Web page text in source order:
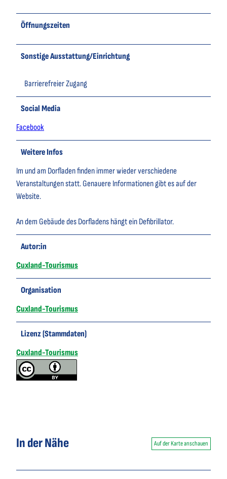
Öffnungszeiten
Sonstige Ausstattung/Einrichtung
Barrierefreier Zugang
Social Media
Facebook
Weitere Infos
Im und am Dorfladen finden immer wieder verschiedene
Veranstaltungen statt. Genauere Informationen gibt es auf der
Website.
An dem Gebäude des Dorfladens hängt ein Defibrillator.
Autor:in
Cuxland-Tourismus
Organisation
Cuxland-Tourismus
Lizenz (Stammdaten)
Cuxland-Tourismus
In der Nähe Auf der Karte anschauen